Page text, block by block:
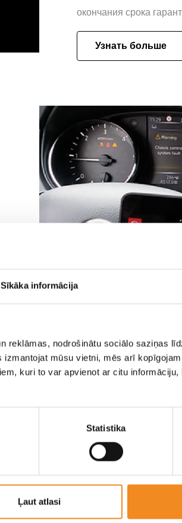
Sīkāka informācija
reklāmas, nodrošinātu sociālo saziņas
mūsu vietni, mēs arī
kuri to var apvienot ar citu
Statistika
Ļaut atlasi
окончания срока
Узнать больше
автомобиля
Мы гарантируем
оригинальных
Nissan. Мы быстро